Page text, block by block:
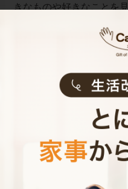
きなものや好きなことを
そして何より、『親も子
ても大事なこと。習いご
までにない人間関係を得
で、もし子供からの「や
ったとしたら、一度ゆっ
かがでしょうか？